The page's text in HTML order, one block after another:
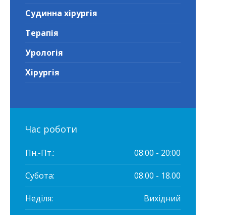
Судинна хірургія
Терапія
Урологія
Хірургія
Час роботи
Пн.-Пт.: 08:00 - 20:00
Субота: 08.00 - 18.00
Неділя: Вихідний